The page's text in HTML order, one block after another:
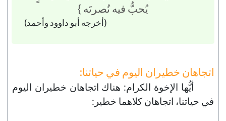
يُحبُّ فيه نُصرتَه }
(أخرجه أبو داوود وأحمد)
اتجاهان خطيران اليوم في حياتنا:
أيُّها الإخوة الكرام: هناك اتجاهان خطيران اليوم
في حياتنا، اتجاهان كلاهما خطير: